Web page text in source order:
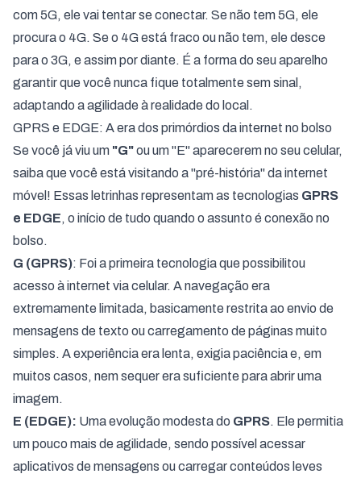
com 5G, ele vai tentar se conectar. Se não tem 5G, ele
procura o 4G. Se o 4G está fraco ou não tem, ele desce
para o 3G, e assim por diante. É a forma do seu aparelho
garantir que você nunca fique totalmente sem sinal,
adaptando a agilidade à realidade do local.
GPRS e EDGE: A era dos primórdios da internet no bolso
Se você já viu um "G"ou um "E" aparecerem no seu celular,
saiba que você está visitando a "pré-história" da internet
móvel! Essas letrinhas representam as tecnologias GPRS
e EDGE, o início de tudo quando o assunto é conexão no
bolso.
G (GPRS): Foi a primeira tecnologia que possibilitou
acesso à internet via celular. A navegação era
extremamente limitada, basicamente restrita ao envio de
mensagens de texto ou carregamento de páginas muito
simples. A experiência era lenta, exigia paciência e, em
muitos casos, nem sequer era suficiente para abrir uma
imagem.
E (EDGE): Uma evolução modesta do GPRS. Ele permitia
um pouco mais de agilidade, sendo possível acessar
aplicativos de mensagens ou carregar conteúdos leves